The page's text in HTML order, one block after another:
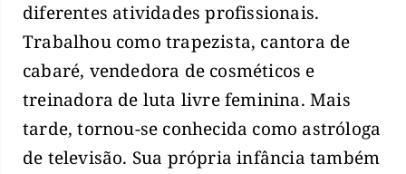
diferentes atividades profissionais.
Trabalhou como trapezista, cantora de
cabaré, vendedora de cosméticos e
treinadora de luta livre feminina. Mais
tarde, tornou-se conhecida como astróloga
de televisão. Sua própria infância também